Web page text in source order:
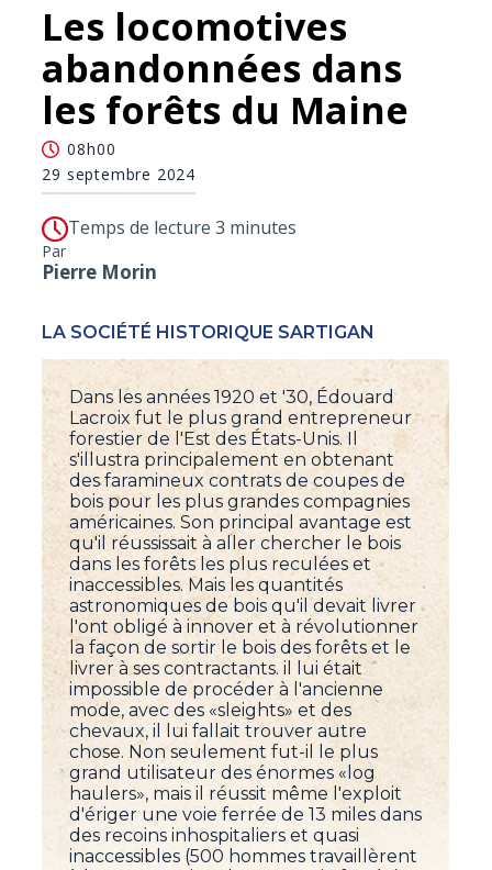
Les locomotives
abandonnées dans
les forêts du Maine
08h00
29 septembre 2024
Temps de lecture 3 minutes
Par
Pierre Morin
LA SOCIÉTÉ HISTORIQUE SARTIGAN
Dans les années 1920 et '30, Édouard
Lacroix fut le plus grand entrepreneur
forestier de l'Est des États-Unis. Il
s'illustra principalement en obtenant
des faramineux contrats de coupes de
bois pour les plus grandes compagnies
américaines. Son principal avantage est
qu'il réussissait à aller chercher le bois
dans les forêts les plus reculées et
inaccessibles. Mais les quantités
astronomiques de bois qu'il devait livrer
l'ont obligé à innover et à révolutionner
la façon de sortir le bois des forêts et le
livrer à ses contractants. il lui était
impossible de procéder à l'ancienne
mode, avec des «sleights» et des
chevaux, il lui fallait trouver autre
chose. Non seulement fut-il le plus
grand utilisateur des énormes «log
haulers», mais il réussit même l'exploit
d'ériger une voie ferrée de 13 miles dans
des recoins inhospitaliers et quasi
inaccessibles (500 hommes travaillèrent